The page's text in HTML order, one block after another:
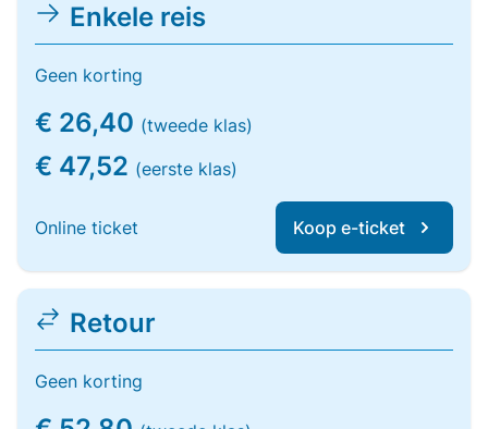
Enkele reis
Geen korting
€ 26,40 (tweede klas)
€ 47,52 (eerste klas)
Online ticket Koop e-ticket
Retour
Geen korting